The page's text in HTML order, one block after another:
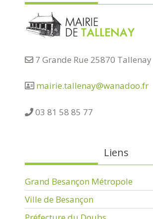
7 Grande Rue 25870 Tallenay
mairie.tallenay@wanadoo.fr
03 81 58 85 77
Liens
Grand Besançon Métropole
Ville de Besançon